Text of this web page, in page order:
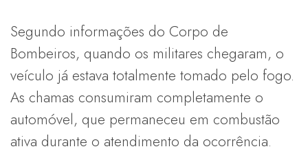
Segundo informações do Corpo de
Bombeiros, quando os militares chegaram, o
veículo já estava totalmente tomado pelo fogo.
As chamas consumiram completamente o
automóvel, que permaneceu em combustão
ativa durante o atendimento da ocorrência.